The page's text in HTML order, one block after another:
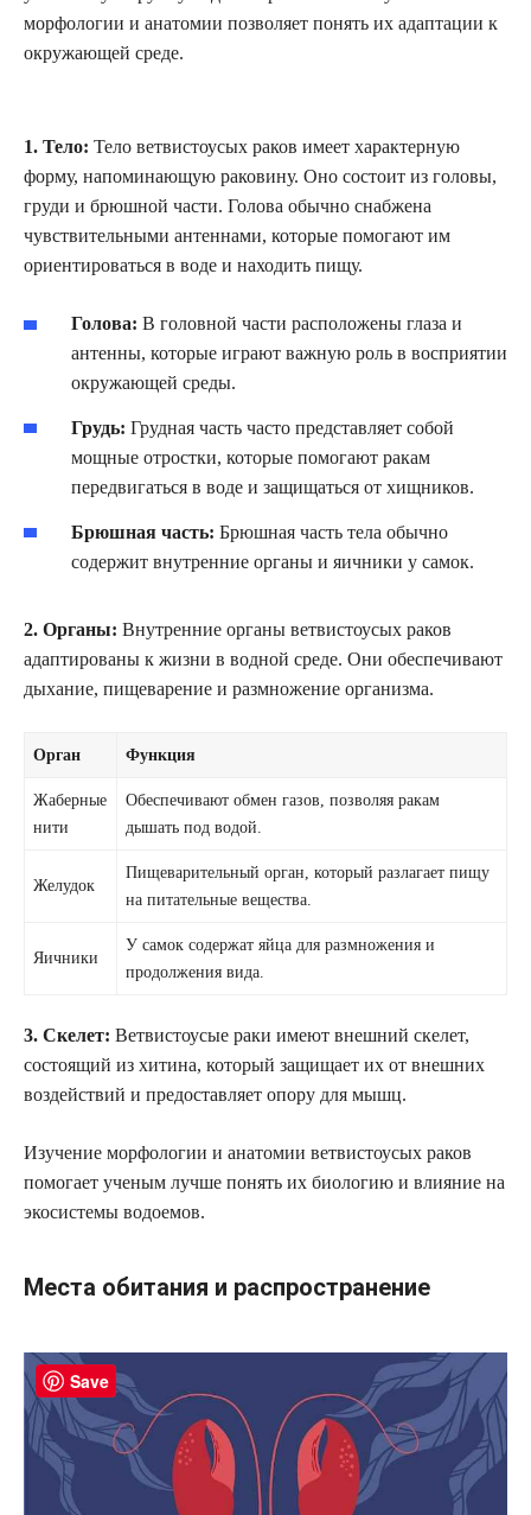
морфологии и анатомии позволяет понять их адаптации к
окружающей среде.
1. Тело: Тело ветвистоусых раков имеет характерную
форму, напоминающую раковину. Оно состоит из головы,
груди и брюшной части. Голова обычно снабжена
чувствительными антеннами, которые помогают им
ориентироваться в воде и находить пищу.
Голова: В головной части расположены глаза и
антенны, которые играют важную роль в восприятии
окружающей среды.
Грудь: Грудная часть часто представляет собой
мощные отростки, которые помогают ракам
передвигаться в воде и защищаться от хищников.
Брюшная часть: Брюшная часть тела обычно
содержит внутренние органы и яичники у самок.
2. Органы: Внутренние органы ветвистоусых раков
адаптированы к жизни в водной среде. Они обеспечивают
дыхание, пищеварение и размножение организма.
Орган Функция
Жаберные
нити
Обеспечивают обмен газов, позволяя ракам
дышать под водой.
Желудок
Пищеварительный орган, который разлагает пищу
на питательные вещества.
Яичники
У самок содержат яйца для размножения и
продолжения вида.
3. Скелет: Ветвистоусые раки имеют внешний скелет,
состоящий из хитина, который защищает их от внешних
воздействий и предоставляет опору для мышц.
Изучение морфологии и анатомии ветвистоусых раков
помогает ученым лучше понять их биологию и влияние на
экосистемы водоемов.
Места обитания и распространение
Save